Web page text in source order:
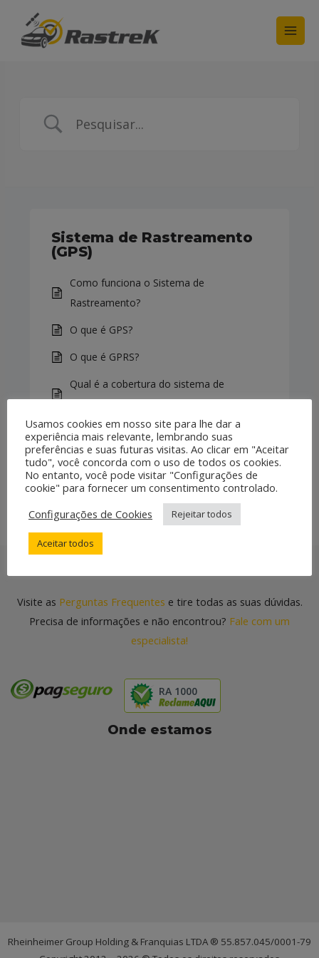
Main
Sistema de Rastreamento
(GPS)
Como funciona o Sistema de
Rastreamento?
O que é GPS?
O que é GPRS?
Qual é a cobertura do sistema de
O sistema de rastreamento permite ao
condutor avisar a família ou a empresa
caso ele for assaltado?
Visite as Perguntas Frequentes e tire todas as suas dúvidas.
Precisa de informações e não encontrou? Fale com um
especialista!
RA 1000
Onde estamos
Rheinheimer Group Holding & Franquias LTDA ®️ 55.857.045/0001-79
Usamos cookies em nosso site para lhe dar a
experiência mais relevante, lembrando suas
preferências e suas futuras visitas. Ao clicar em "Aceitar
tudo", você concorda com o uso de todos os cookies.
No entanto, você pode visitar "Configurações de
cookie" para fornecer um consentimento controlado.
Configurações de Cookies
Rejeitar todos
Aceitar todos